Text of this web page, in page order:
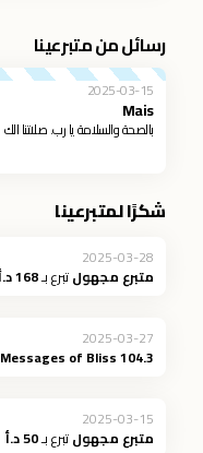
رسائل من متبرعينا
2025-03-15
Mais
بالصحة والسلامة يا رب. صلاتنا الك
شكرًا لمتبرعينا
2025-03-28
متبرع مجهولتبرع بـ168 د.أ
2025-03-27
Messages of Bliss 104.3
2025-03-15
متبرع مجهولتبرع بـ50 د.أ